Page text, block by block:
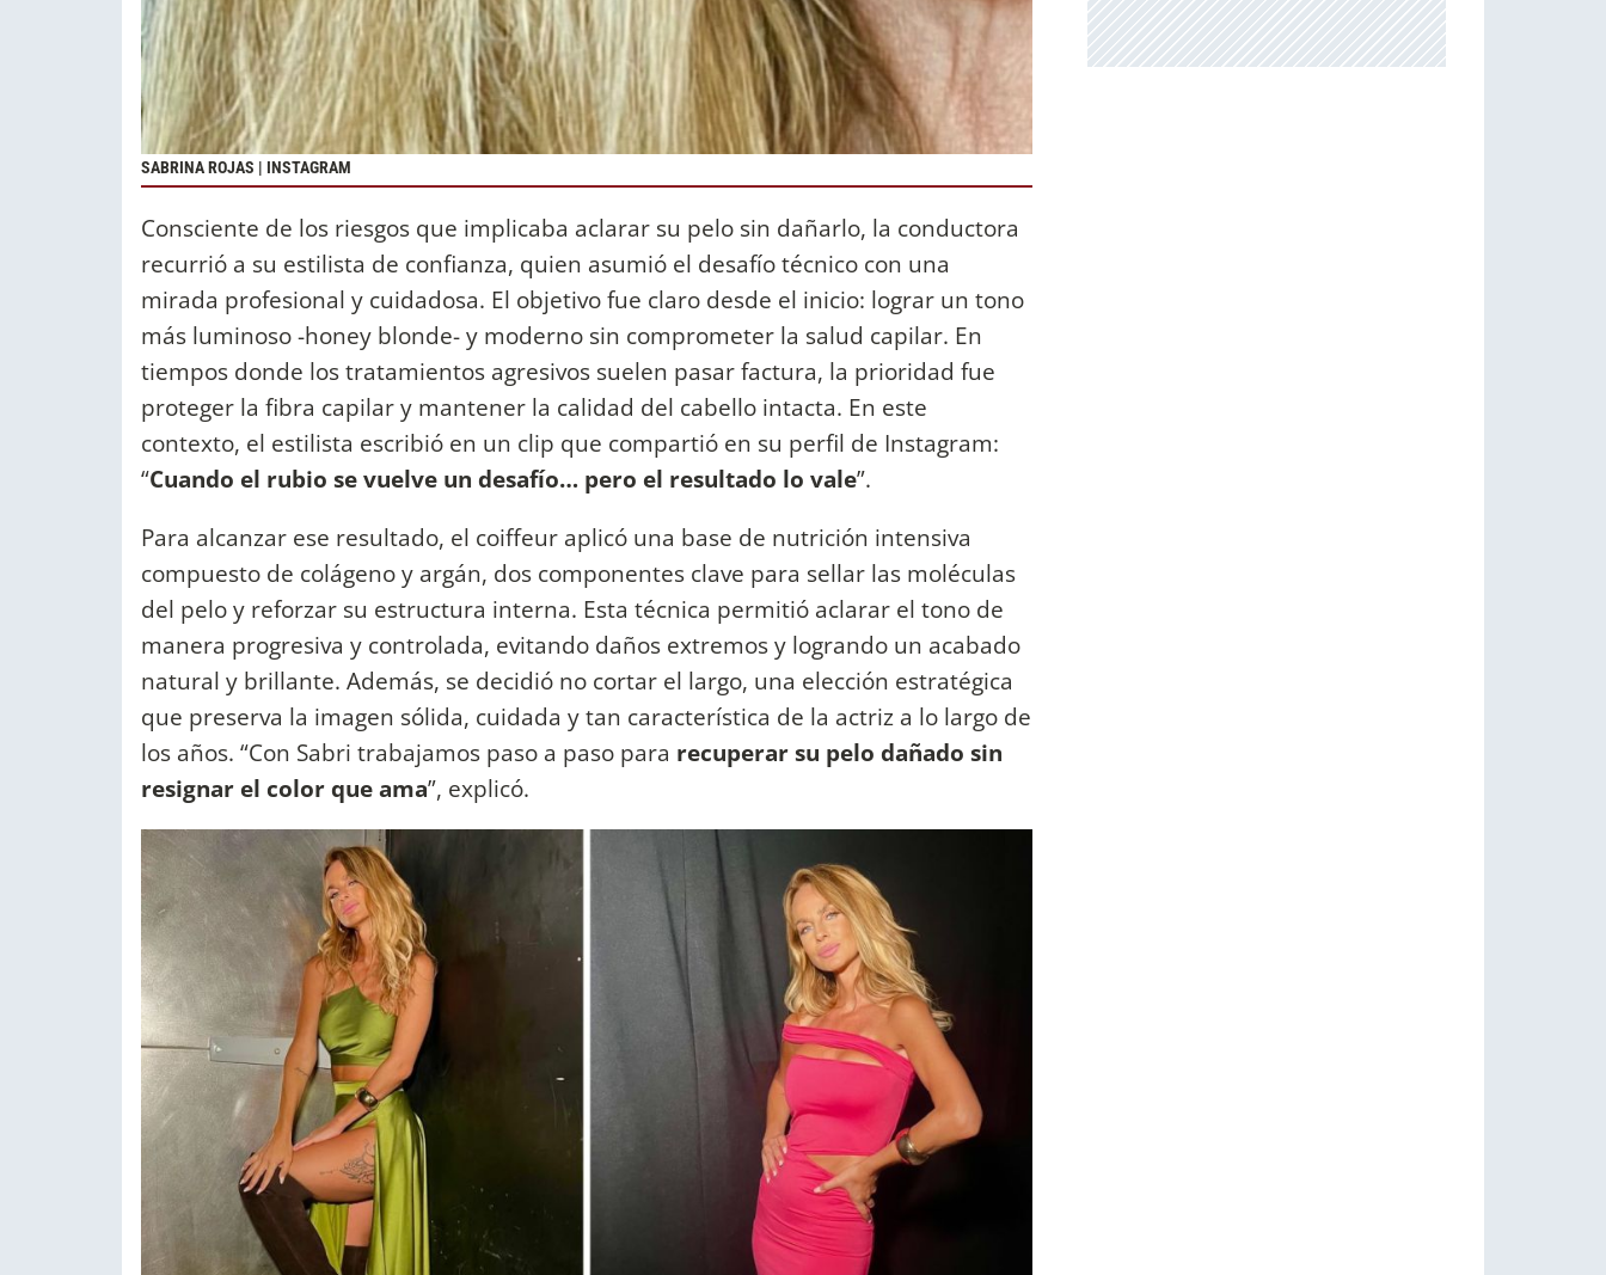
SABRINA ROJAS | INSTAGRAM
Consciente de los riesgos que implicaba aclarar su pelo sin dañarlo, la conductora
recurrió a su estilista de confianza, quien asumió el desafío técnico con una
mirada profesional y cuidadosa. El objetivo fue claro desde el inicio: lograr un tono
más luminoso -honey blonde- y moderno sin comprometer la salud capilar. En
tiempos donde los tratamientos agresivos suelen pasar factura, la prioridad fue
proteger la fibra capilar y mantener la calidad del cabello intacta. En este
contexto, el estilista escribió en un clip que compartió en su perfil de Instagram:
“Cuando el rubio se vuelve un desafío… pero el resultado lo vale”.
Para alcanzar ese resultado, el coiffeur aplicó una base de nutrición intensiva
compuesto de colágeno y argán, dos componentes clave para sellar las moléculas
del pelo y reforzar su estructura interna. Esta técnica permitió aclarar el tono de
manera progresiva y controlada, evitando daños extremos y logrando un acabado
natural y brillante. Además, se decidió no cortar el largo, una elección estratégica
que preserva la imagen sólida, cuidada y tan característica de la actriz a lo largo de
los años. “Con Sabri trabajamos paso a paso para recuperar su pelo dañado sin
resignar el color que ama”, explicó.